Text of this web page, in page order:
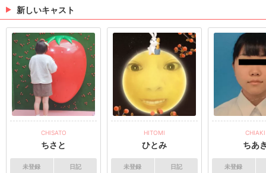
キャラも改装して1ヶ月半ぐらい経ちました👀まだ改装
後見てないよーって方🫢早く遊びに来てね。笑本日も
元気に営業してます♪♯錦糸町♯ガールズバー♯ダーツ♯喫
煙♯錦糸町ガールズバー♯ダーツのあるガールズバー🎯
（06/16 21:34）
こんばんは🌝ゆうかです(^^)この間神保町のボ
ンディーと言うカレー屋さんに行って...
こんばんは🌝ゆうかです(^^)この間神保町のボンディ
ーと言うカレー屋さんに行ってビーフカレーを食べま
した🤤とにかく美味い！！さすが神田Ｎｏ．1✨神保
町行った時は是非ボンディーのビーフカレー食べてみ
てください🥰リピート確定です🙋🏻‍♀️2枚目の写真はバス
ボムから出てきた『ケラトガウルス』と言う絶滅した
動物らしいです…（笑）絶滅理由がこれまた笑えて『角
を生やして絶滅』したらしいんですよね😅可愛くて家
に大事に保管してあります（笑）最近涼しくなってき
たので過ごしやすくなりましたね〜☀️でもまた来週辺
けましょう😷今日も感染対策バッチリで月曜日から元
（09/07 18:14）
> ホットニュース一覧を見る
新しいキャスト
CHISATO
ちさと
未登録 日記
HITOMI
ひとみ
未登録 日記
CHIAKI
ちあ
未登録